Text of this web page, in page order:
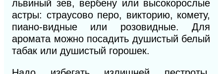
львиный зев, вербену или высокорослые
астры: страусово перо, викторию, комету,
пиано-видные или розовидные. Для
аромата можно посадить душистый белый
табак или душистый горошек.